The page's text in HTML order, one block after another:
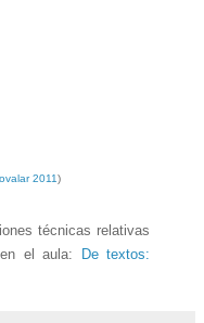
2011)
técnicas relativas
el aula:
De textos: